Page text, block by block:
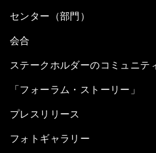
センター（部門）
会合
ステークホルダーのコミュニテ
「フォーラム・ストーリー」
プレスリリース
フォトギャラリー